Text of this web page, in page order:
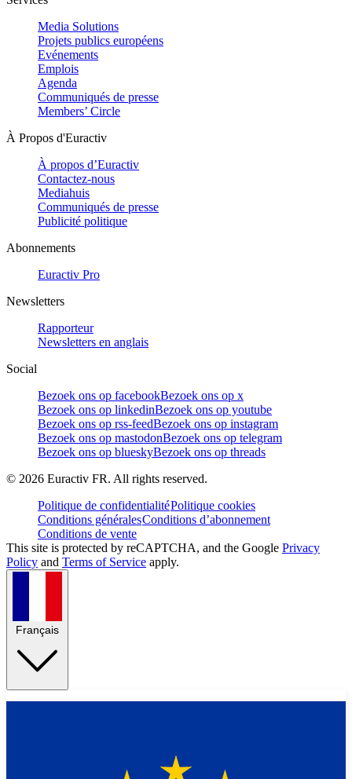
Media Solutions
Projets publics européens
Evénements
Emplois
Agenda
Communiqués de presse
Members’ Circle
À Propos d'Euractiv
À propos d’Euractiv
Contactez-nous
Mediahuis
Communiqués de presse
Publicité politique
Abonnements
Euractiv Pro
Newsletters
Rapporteur
Newsletters en anglais
Social
Bezoek ons op facebookBezoek ons op x
Bezoek ons op linkedinBezoek ons op youtube
Bezoek ons op rss-feedBezoek ons op instagram
Bezoek ons op mastodonBezoek ons op telegram
Bezoek ons op blueskyBezoek ons op threads
© 2026 Euractiv FR. All rights reserved.
Politique de confidentialitéPolitique cookies
Conditions généralesConditions d’abonnement
Conditions de vente
This site is protected by reCAPTCHA, and the Google Privacy
Policy and Terms of Service apply.
Français